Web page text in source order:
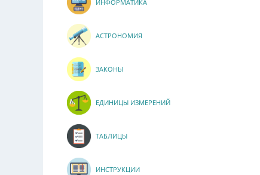
ИНФОРМАТИКА
АСТРОНОМИЯ
ЗАКОНЫ
ЕДИНИЦЫ ИЗМЕРЕНИЙ
ТАБЛИЦЫ
ИНСТРУКЦИИ